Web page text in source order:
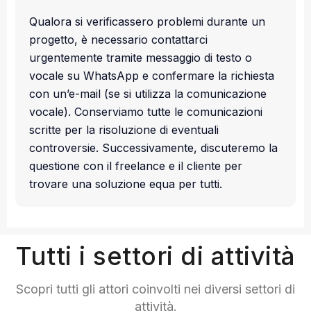
Qualora si verificassero problemi durante un
progetto, è necessario contattarci
urgentemente tramite messaggio di testo o
vocale su WhatsApp e confermare la richiesta
con un’e-mail (se si utilizza la comunicazione
vocale). Conserviamo tutte le comunicazioni
scritte per la risoluzione di eventuali
controversie. Successivamente, discuteremo la
questione con il freelance e il cliente per
trovare una soluzione equa per tutti.
Tutti i settori di attività
Scopri tutti gli attori coinvolti nei diversi settori di
attività.